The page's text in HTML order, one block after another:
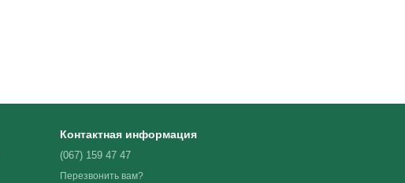
Контактная информация
(067) 159 47 47
Перезвонить вам?